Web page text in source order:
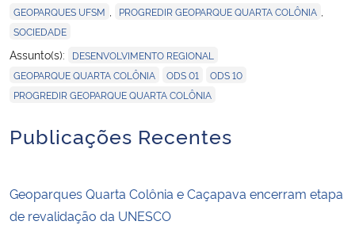
GEOPARQUES UFSM PROGREDIR GEOPARQUE QUARTA COLÔNIA
SOCIEDADE
Assunto(s): DESENVOLVIMENTO REGIONAL
GEOPARQUE QUARTA COLÔNIA ODS 01 ODS 10
PROGREDIR GEOPARQUE QUARTA COLÔNIA
Publicações Recentes
Geoparques Quarta Colônia e Caçapava encerram etapa
de revalidação da UNESCO